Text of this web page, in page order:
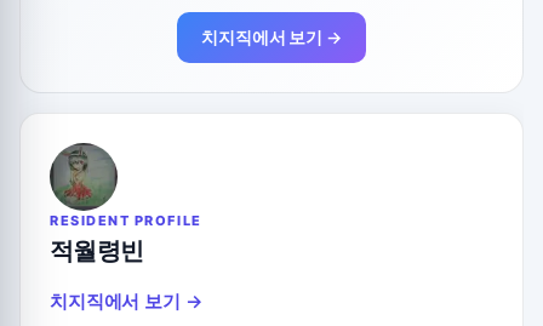
치지직에서 보기 →
RESIDENT PROFILE
적월령빈
치지직에서 보기 →